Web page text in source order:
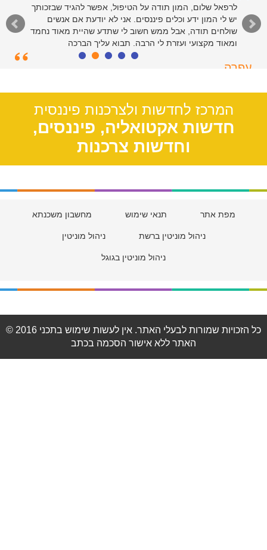
לרפאל שלום, המון תודה על הטיפול, אפשר להגיד שבזכותך
יש לי המון ידע וכלים פיננסים. אני לא יודעת אם אנשים
שולחים תודה, אבל ממש חשוב לי שתדע שהיית מאוד נחמד
ומאוד מקצועי ועזרת לי הרבה. תבוא עליך הברכה
עפרה
המרכז לחדשות ולצרכנות פיננסית
חדשות אקטואליה, פיננסים,
וחדשות צרכנות
מפת אתר תנאי שימוש מחשבון משכנתא
ניהול מוניטין ברשת ניהול מוניטין
ניהול מוניטין בגוגל
© 2016 כל הזכויות שמורות לבעלי האתר. אין לעשות שימוש בתכני
האתר ללא אישור הסכמה בכתב